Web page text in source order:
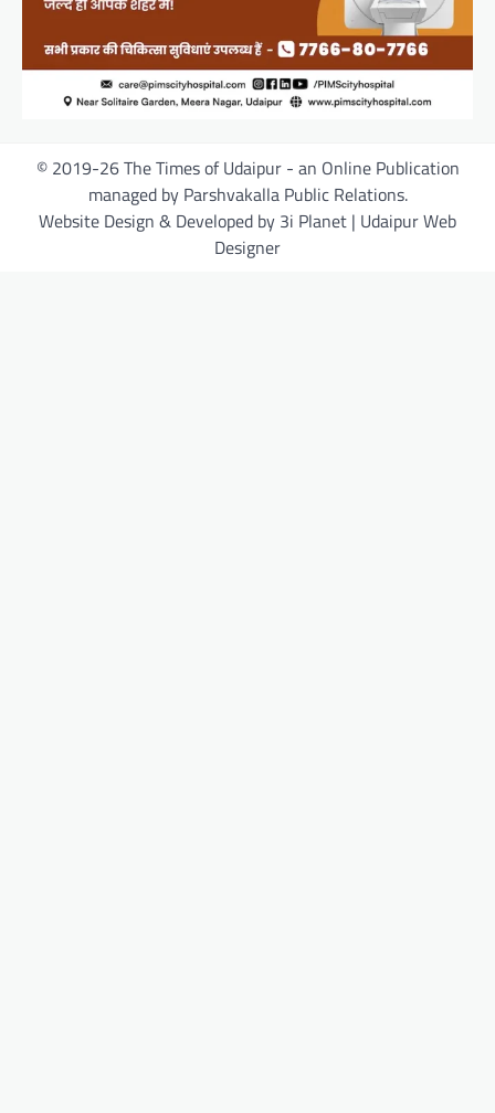
© 2019-26 The Times of Udaipur - an Online Publication
managed by Parshvakalla Public Relations.
Website Design & Developed by 3i Planet | Udaipur Web
Designer